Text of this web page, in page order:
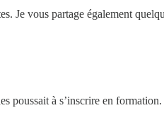
Je vous partage également
poussait à s’inscrire en